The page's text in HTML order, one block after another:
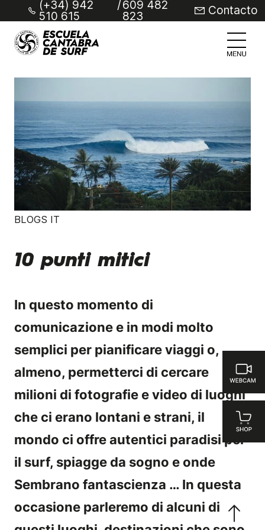
(+34) 942
510 615
/609 482
823 Contacto
BLOGS IT
10 punti mitici
In questo momento di
comunicazione e in modi molto
semplici per pianificare viaggi o,
almeno, permetterci di cercare
milioni di fotografie e video di luoghi
che ci erano lontani e strani, il
mondo ci offre autentici paradisi per
il surf, spiagge da sogno e onde
Sembrano fantascienza … In questa
occasione parleremo di alcuni di